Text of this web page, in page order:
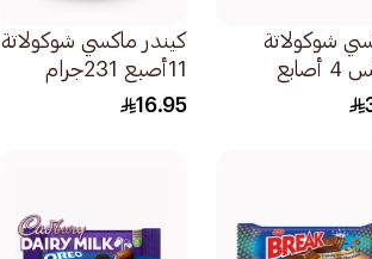
شوكولاتة
فلوتس 4 أصابع
كيندر ماكسي شوكولاتة
11أصبع 231جرام
16.95